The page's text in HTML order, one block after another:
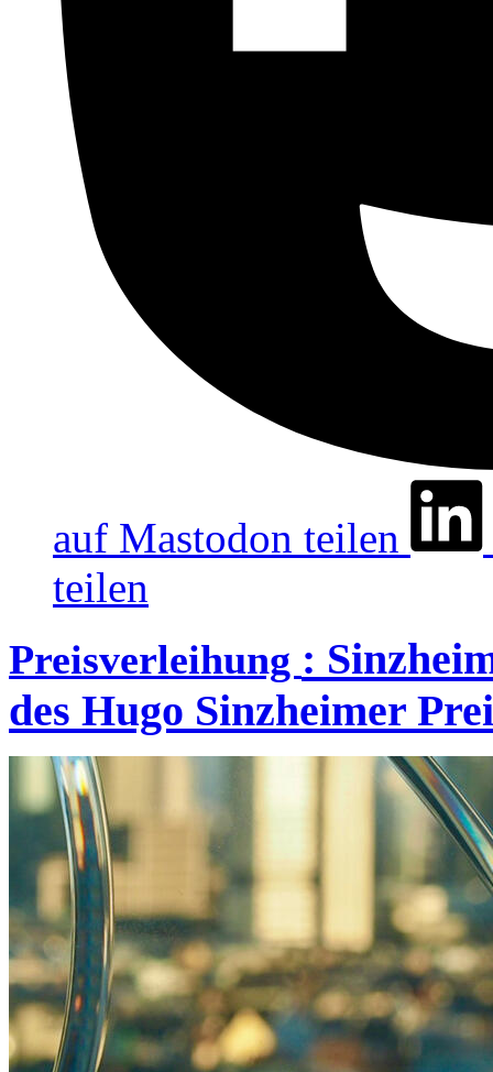
auf Mastodon teilen
teilen
Preisverleihung :
des Hugo Sinzheimer